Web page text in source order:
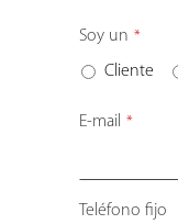
Soy un *
Cliente
E-mail *
Teléfono fijo